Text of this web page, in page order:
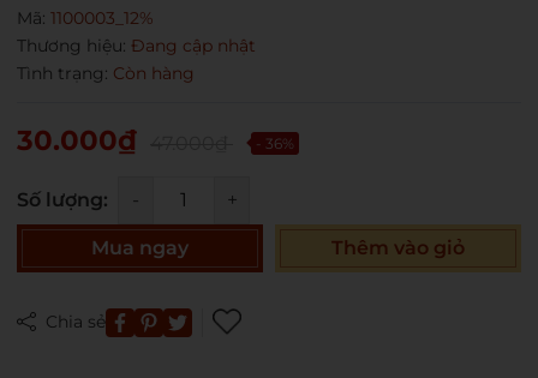
Mã: 1100003_12%
Thương hiệu: Đang cập nhật
Tình trạng: Còn hàng
30.000₫ - 36%
Số lượng: - +
Mua ngay Thêm vào giỏ
Chia sẻ
Mã giảm giá:
Ngày hết hạn: